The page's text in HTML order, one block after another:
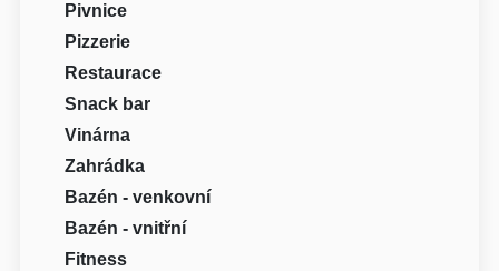
Pivnice
Pizzerie
Restaurace
Snack bar
Vinárna
Zahrádka
Bazén - venkovní
Bazén - vnitřní
Fitness